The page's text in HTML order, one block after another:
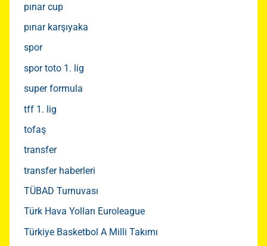
pınar cup
pınar karşıyaka
spor
spor toto 1. lig
super formula
tff 1. lig
tofaş
transfer
transfer haberleri
TÜBAD Turnuvası
Türk Hava Yolları Euroleague
Türkiye Basketbol A Milli Takımı